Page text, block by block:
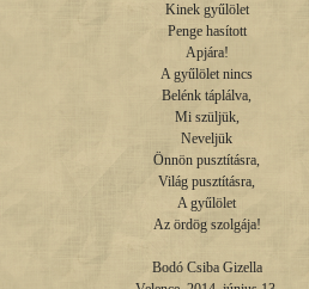
Kinek gyűlölet
Penge hasított
Apjára!
A gyűlölet nincs
Belénk táplálva,
Mi szüljük,
Neveljük
Önnön pusztításra,
Világ pusztításra,
A gyűlölet
Az ördög szolgája!
Bodó Csiba Gizella